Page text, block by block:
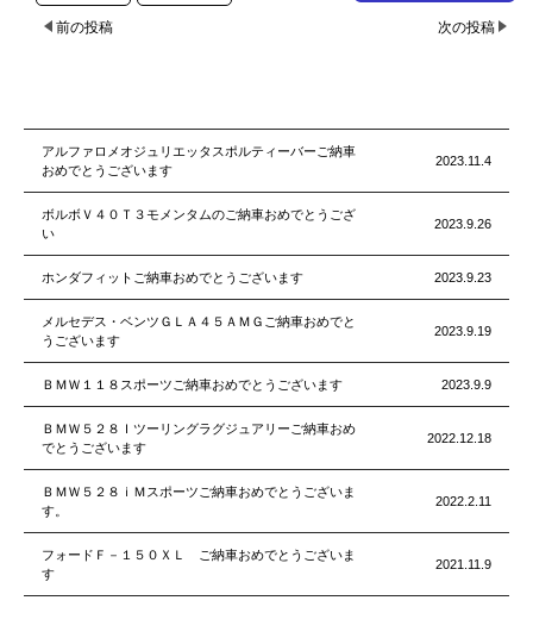
前の投稿 次の投稿
アルファロメオジュリエッタスポルティーバーご納車
おめでとうございます
2023.11.4
ボルボＶ４０Ｔ３モメンタムのご納車おめでとうござ
い
2023.9.26
ホンダフィットご納車おめでとうございます 2023.9.23
メルセデス・ベンツＧＬＡ４５ＡＭＧご納車おめでと
うございます
2023.9.19
ＢＭＷ１１８スポーツご納車おめでとうございます 2023.9.9
ＢＭＷ５２８Ｉツーリングラグジュアリーご納車おめ
でとうございます
2022.12.18
ＢＭＷ５２８ｉＭスポーツご納車おめでとうございま
す。
2022.2.11
フォードＦ－１５０ＸＬ ご納車おめでとうございま
す
2021.11.9